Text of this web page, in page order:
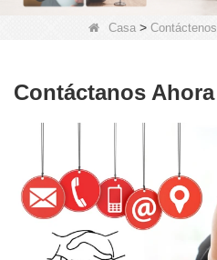
Casa > Contáctenos
Contáctanos Ahora